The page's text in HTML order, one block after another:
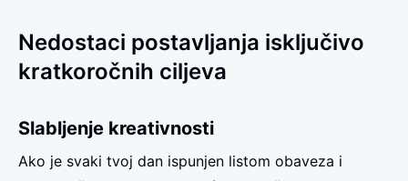
Nedostaci postavljanja isključivo
kratkoročnih ciljeva
Slabljenje kreativnosti
Ako je svaki tvoj dan ispunjen listom obaveza i